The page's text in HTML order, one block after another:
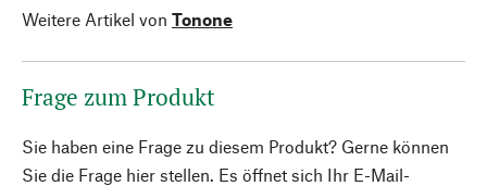
Weitere Artikel von Tonone
Frage zum Produkt
Sie haben eine Frage zu diesem Produkt? Gerne können
Sie die Frage hier stellen. Es öffnet sich Ihr E-Mail-